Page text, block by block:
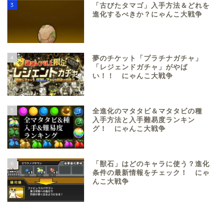
3
「古びたタマゴ」入手方法＆どれを
進化するべきか？にゃんこ大戦争
4
夢のチケット「プラチナガチャ」
「レジェンドガチャ」がやば
い！！ にゃんこ大戦争
5
全進化のマタタビ＆マタタビの種
入手方法と入手難易度ランキン
グ！ にゃんこ大戦争
6
「獣石」はどのキャラに使う？進化
条件の最新情報をチェック！ にゃ
んこ大戦争